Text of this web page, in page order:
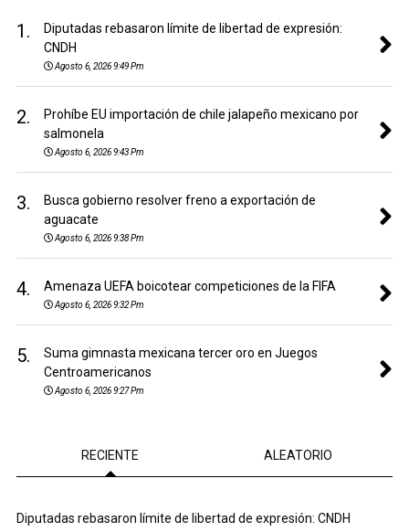
1.
Diputadas rebasaron límite de libertad de expresión:
CNDH
Agosto 6, 2026 9:49 Pm
2.
Prohíbe EU importación de chile jalapeño mexicano por
salmonela
Agosto 6, 2026 9:43 Pm
3.
Busca gobierno resolver freno a exportación de
aguacate
Agosto 6, 2026 9:38 Pm
4. Amenaza UEFA boicotear competiciones de la FIFA
Agosto 6, 2026 9:32 Pm
5.
Suma gimnasta mexicana tercer oro en Juegos
Centroamericanos
Agosto 6, 2026 9:27 Pm
RECIENTE ALEATORIO
Diputadas rebasaron límite de libertad de expresión: CNDH